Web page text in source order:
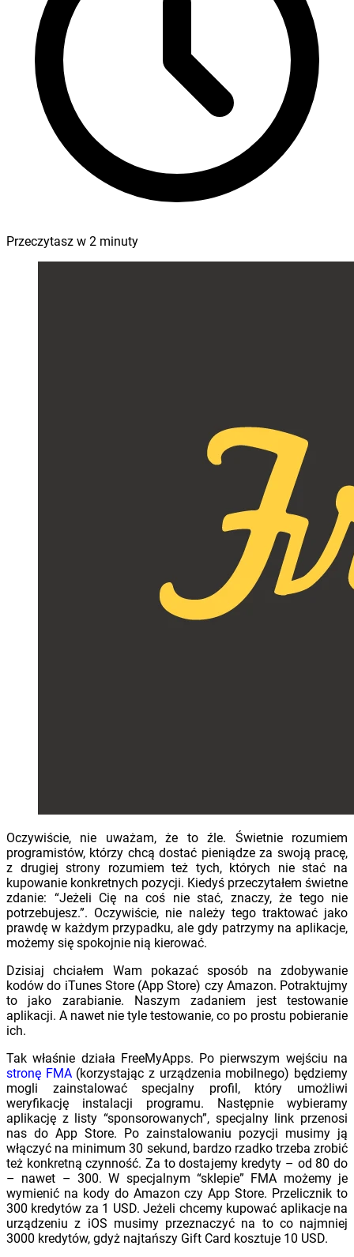
Przeczytasz w 2 minuty
Oczywiście, nie uważam, że to źle. Świetnie rozumiem
programistów, którzy chcą dostać pieniądze za swoją pracę,
z drugiej strony rozumiem też tych, których nie stać na
kupowanie konkretnych pozycji. Kiedyś przeczytałem świetne
zdanie: “Jeżeli Cię na coś nie stać, znaczy, że tego nie
potrzebujesz.”. Oczywiście, nie należy tego traktować jako
prawdę w każdym przypadku, ale gdy patrzymy na aplikacje,
możemy się spokojnie nią kierować.
Dzisiaj chciałem Wam pokazać sposób na zdobywanie
kodów do iTunes Store (App Store) czy Amazon. Potraktujmy
to jako zarabianie. Naszym zadaniem jest testowanie
aplikacji. A nawet nie tyle testowanie, co po prostu pobieranie
ich.
Tak właśnie działa FreeMyApps. Po pierwszym wejściu na
stronę FMA(korzystając z urządzenia mobilnego) będziemy
mogli zainstalować specjalny profil, który umożliwi
weryfikację instalacji programu. Następnie wybieramy
aplikację z listy “sponsorowanych”, specjalny link przenosi
nas do App Store. Po zainstalowaniu pozycji musimy ją
włączyć na minimum 30 sekund, bardzo rzadko trzeba zrobić
też konkretną czynność. Za to dostajemy kredyty – od 80 do
– nawet – 300. W specjalnym “sklepie” FMA możemy je
wymienić na kody do Amazon czy App Store. Przelicznik to
300 kredytów za 1 USD. Jeżeli chcemy kupować aplikacje na
urządzeniu z iOS musimy przeznaczyć na to co najmniej
3000 kredytów, gdyż najtańszy Gift Card kosztuje 10 USD.